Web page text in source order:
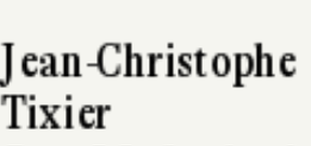
David Zukerman
San Perdido